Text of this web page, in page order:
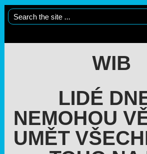
WIB
LIDÉ
NEMOHOU
UMĚT